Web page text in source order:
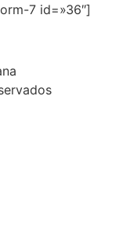
7 id=»36″]